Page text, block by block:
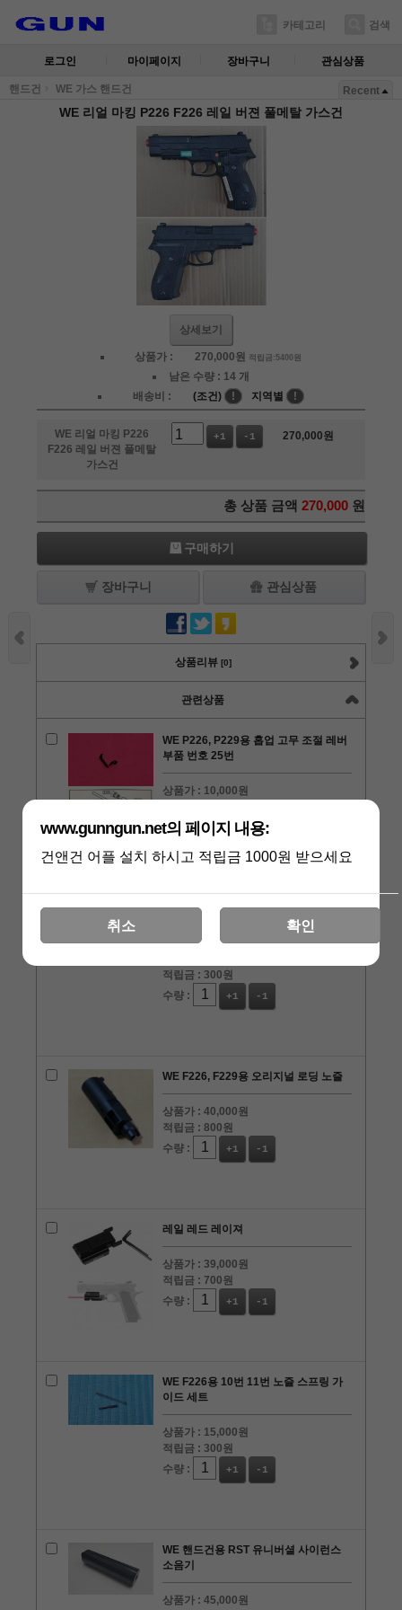
카테고리 검색
로그인 마이페이지 장바구니 관심상품
핸드건 WE 가스 핸드건 Recent
WE 리얼 마킹 P226 F226 레일 버젼 풀메탈 가스건
상세보기
상품가 : 270,000원 적립금:5400원
남은 수량 : 14 개
배송비 :
(조건) ! 지역별 !
WE 리얼 마킹 P226
F226 레일 버젼 풀메탈
가스건
+1 -1 270,000원
총 상품 금액 270,000 원
구매하기
장바구니 관심상품
상품리뷰 [0]
관련상품
WE P226, P229용 홉업 고무 조절 레버
부품 번호 25번
상품가 : 10,000원
수량 :
+1 -1
WE P226용 S-60번 부품 슬라이드 분해
적립금 :300원
수량 :
+1 -1
WE F226, F229용 오리지널 로딩 노즐
상품가 :40,000원
적립금 :800원
수량 :
+1 -1
레일 레드 레이져
상품가 :39,000원
적립금 :700원
수량 :
+1 -1
WE F226용 10번 11번 노즐 스프링 가
이드 세트
상품가 : 15,000원
적립금 :300원
수량 :
+1 -1
WE 핸드건용 RST 유니버셜 사이런스
소음기
상품가 :45,000원
www.gunngun.net의 페이지 내용:
건앤건 어플 설치 하시고 적립금 1000원 받으세요
취소 확인